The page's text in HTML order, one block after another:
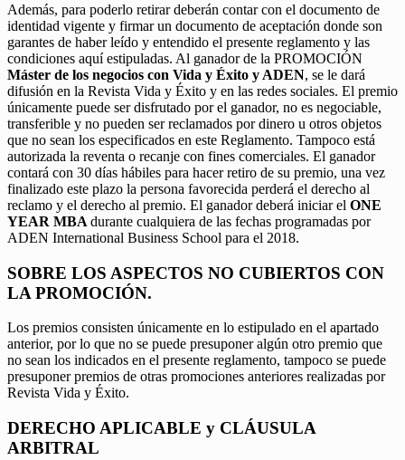
Además, para poderlo retirar deberán contar con el documento de
identidad vigente y firmar un documento de aceptación donde son
garantes de haber leído y entendido el presente reglamento y las
condiciones aquí estipuladas. Al ganador de la PROMOCIÓN
Máster de los negocios con Vida y Éxito y ADEN, se le dará
difusión en la Revista Vida y Éxito y en las redes sociales. El premio
únicamente puede ser disfrutado por el ganador, no es negociable,
transferible y no pueden ser reclamados por dinero u otros objetos
que no sean los especificados en este Reglamento. Tampoco está
autorizada la reventa o recanje con fines comerciales. El ganador
contará con 30 días hábiles para hacer retiro de su premio, una vez
finalizado este plazo la persona favorecida perderá el derecho al
reclamo y el derecho al premio. El ganador deberá iniciar el ONE
YEAR MBA durante cualquiera de las fechas programadas por
ADEN International Business School para el 2018.
SOBRE LOS ASPECTOS NO CUBIERTOS CON
LA PROMOCIÓN.
Los premios consisten únicamente en lo estipulado en el apartado
anterior, por lo que no se puede presuponer algún otro premio que
no sean los indicados en el presente reglamento, tampoco se puede
presuponer premios de otras promociones anteriores realizadas por
Revista Vida y Éxito.
DERECHO APLICABLE y CLÁUSULA
ARBITRAL